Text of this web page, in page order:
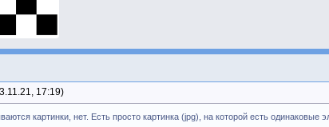
17:19
картинки, нет. Есть просто картинка (jpg), на которой есть одинаковые